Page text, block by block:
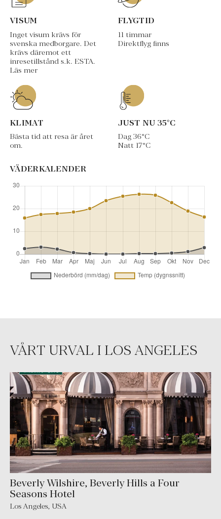
VISUM
Inget visum krävs för
svenska medborgare. Det
krävs däremot ett
inresetillstånd s.k. ESTA.
Läs mer
FLYGTID
11 timmar
Direktflyg finns
KLIMAT
Bästa tid att resa är året
om.
JUST NU 35°C
Dag 36°C
Natt 17°C
VÄDERKALENDER
VÅRT URVAL I LOS ANGELES
Beverly Wilshire, Beverly Hills a Four
Seasons Hotel
Los Angeles, USA